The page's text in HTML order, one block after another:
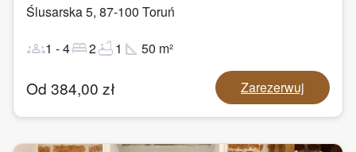
Ślusarska 5, 87-100 Toruń
groups1 -4bed2bathtub1 square_foot 50 m²
Od 384,00 zł Zarezerwuj